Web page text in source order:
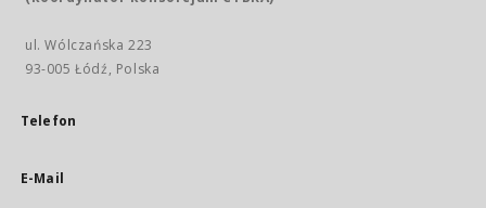
ul. Wólczańska 223
93-005 Łódź, Polska
Telefon
E-Mail